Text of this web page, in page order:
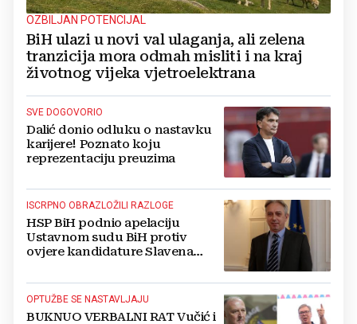
OZBILJAN POTENCIJAL
BiH ulazi u novi val ulaganja, ali zelena
tranzicija mora odmah misliti i na kraj
životnog vijeka vjetroelektrana
SVE DOGOVORIO
Dalić donio odluku o nastavku
karijere! Poznato koju
reprezentaciju preuzima
ISCRPNO OBRAZLOŽILI RAZLOGE
HSP BiH podnio apelaciju
Ustavnom sudu BiH protiv
ovjere kandidature Slavena
OPTUŽBE SE NASTAVLJAJU
BUKNUO VERBALNI RAT Vučić i